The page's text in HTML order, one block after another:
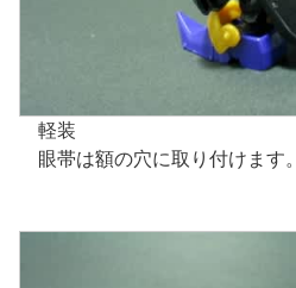
軽装
眼帯は額の穴に取り付けます。